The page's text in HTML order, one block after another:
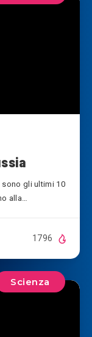
sono gli ultimi 10
alla…
1796
Scienza